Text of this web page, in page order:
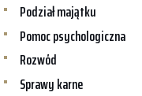
Podział majątku
Pomoc psychologiczna
Rozwód
Sprawy karne